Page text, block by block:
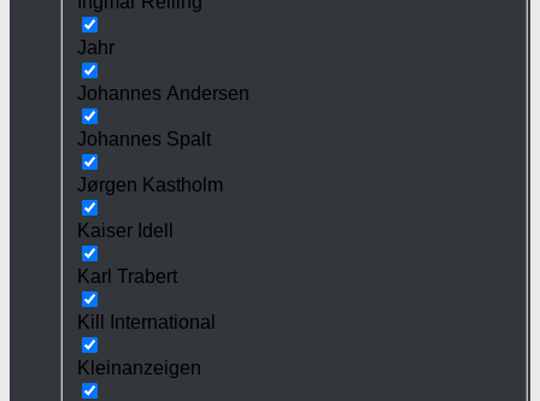
Jahr
Johannes Andersen
Johannes Spalt
Jørgen Kastholm
Kaiser Idell
Karl Trabert
Kill International
Kleinanzeigen